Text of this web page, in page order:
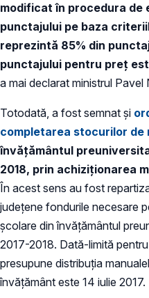
modificat în procedura de
punctajului pe baza
reprezintă 85% din
punctajului pentru preț
a mai declarat ministrul Pavel
Totodată, a fost semnat și
completarea stocurilor de
învățământul
2018, prin achiziționarea
În acest sens au fost
județene fondurile necesare
școlare din învățământul
2017-2018. Dată-limită
presupune distribuția
învățământ este 14 iulie 2017.